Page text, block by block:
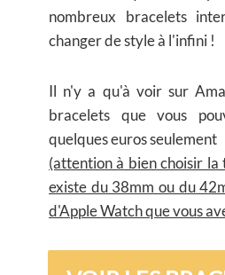
nombreux bracelets
changer de style à l'infini !
Il n'y a qu'à voir sur
bracelets que vous
quelques euros seulement
(attention à bien choisir
existe du 38mm ou du
d'Apple Watch que vous